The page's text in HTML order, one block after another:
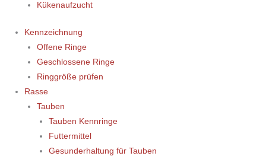
Kükenaufzucht
Kennzeichnung
Offene Ringe
Geschlossene Ringe
Ringgröße prüfen
Rasse
Tauben
Tauben Kennringe
Futtermittel
Gesunderhaltung für Tauben